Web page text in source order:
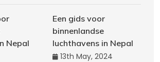
Een gids voor
binnenlandse
luchthavens in Nepal
13th May, 2024